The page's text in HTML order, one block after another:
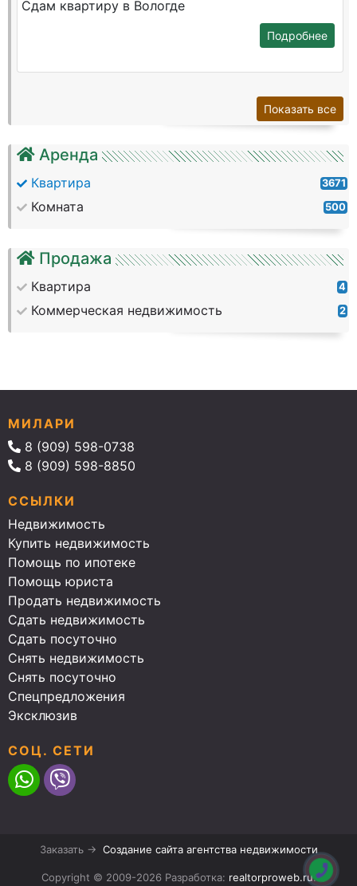
Аренда
Квартира 3671
Комната 500
Продажа
Квартира 4
Коммерческая недвижимость 2
Сдам квартиру в Вологде
Подробнее
Показать все
МИЛАРИ
8 (909) 598-0738
8 (909) 598-8850
ССЫЛКИ
Недвижимость
Купить недвижимость
Помощь по ипотеке
Помощь юриста
Продать недвижимость
Сдать недвижимость
Сдать посуточно
Снять недвижимость
Снять посуточно
Спецпредложения
Эксклюзив
СОЦ. СЕТИ
Заказать → Создание сайта агентства недвижимости
Copyright © 2009-2026 Разработка: realtorproweb.ru.